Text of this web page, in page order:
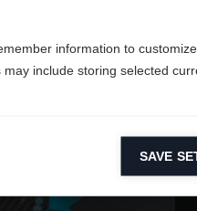
information to
include storing selected
by collecting and reporting
SAVE